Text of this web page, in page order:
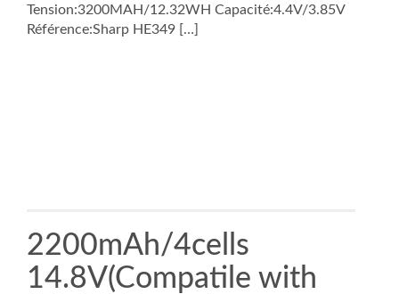
Tension:3200MAH/12.32WH Capacité:4.4V/3.85V
Référence:Sharp HE349 […]
2200mAh/4cells
14.8V(Compatile with